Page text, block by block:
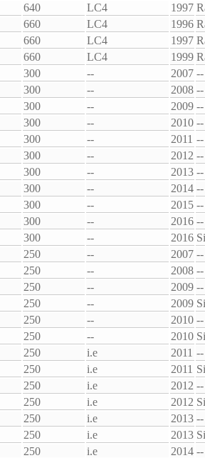
640 LC4 1997
660 LC4 1996
660 LC4 1997
660 LC4 1999
300 -- 2007 --
300 -- 2008 --
300 -- 2009 --
300 -- 2010 --
300 -- 2011 --
300 -- 2012 --
300 -- 2013 --
300 -- 2014 --
300 -- 2015 --
300 -- 2016 --
300 -- 2016
250 -- 2007 --
250 -- 2008 --
250 -- 2009 --
250 -- 2009
250 -- 2010 --
250 -- 2010
250 i.e 2011 --
250 i.e 2011
250 i.e 2012 --
250 i.e 2012
250 i.e 2013 --
250 i.e 2013
250 i.e 2014 --